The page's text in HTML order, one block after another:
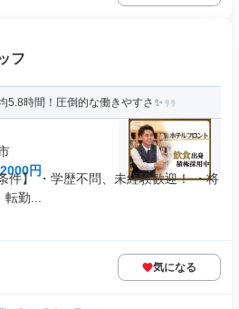
フ
5.8時間！圧倒的な働きやすさ✨
円
件】 ・学歴不問、未経験歓迎！ ・将
勤...
気になる